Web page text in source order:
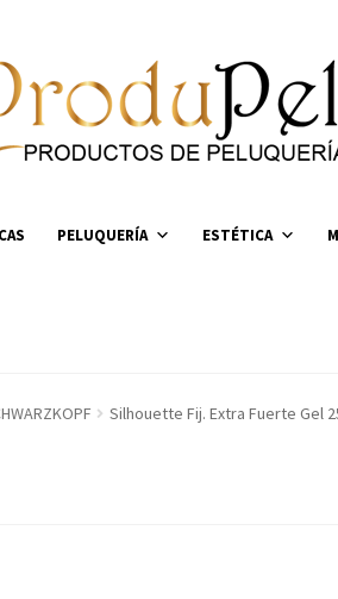
PELUQUERÍA ESTÉTICA
Silhouette Fij. Extra Fuerte Gel